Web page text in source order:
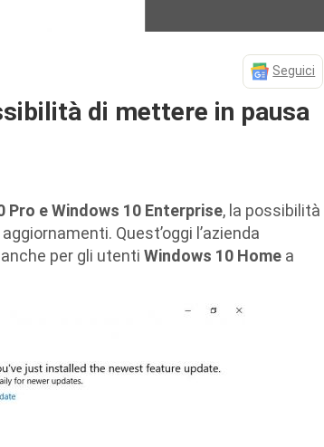
Seguici
di mettere in pausa
Pro e Windows 10 Enterprise, la possibilità
Quest’oggi l’azienda
per gli utenti Windows 10 Home a